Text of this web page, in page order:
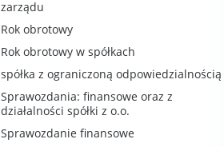
zarządu
Rok obrotowy
Rok obrotowy w spółkach
spółka z ograniczoną odpowiedzialnością
Sprawozdania: finansowe oraz z
działalności spółki z o.o.
Sprawozdanie finansowe